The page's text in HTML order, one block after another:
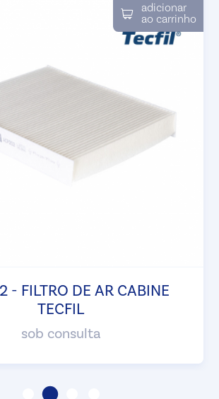
adicionar
ao carrinho
- FILTRO DE AR CABINE
TECFIL
sob consulta